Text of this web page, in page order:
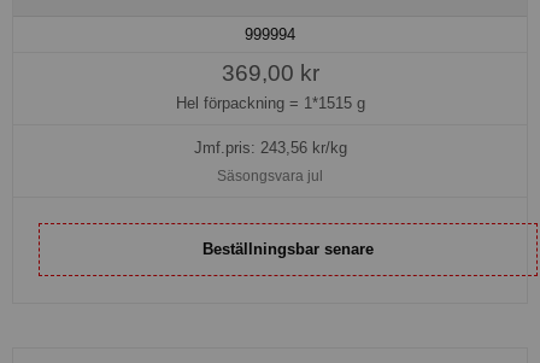
999994
369,00 kr
Hel förpackning = 1*1515 g
Jmf.pris: 243,56kr/kg
Säsongsvara jul
Beställningsbar senare